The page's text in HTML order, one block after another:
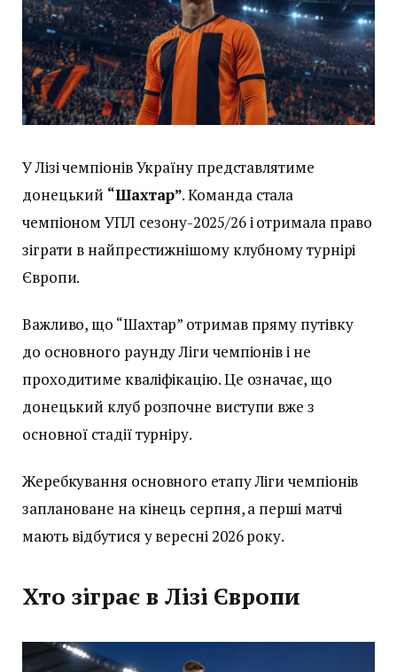
У Лізі чемпіонів Україну представлятиме
донецький “Шахтар”. Команда стала
чемпіоном УПЛ сезону-2025/26 і отримала право
зіграти в найпрестижнішому клубному турнірі
Європи.
Важливо, що “Шахтар” отримав пряму путівку
до основного раунду Ліги чемпіонів і не
проходитиме кваліфікацію. Це означає, що
донецький клуб розпочне виступи вже з
основної стадії турніру.
Жеребкування основного етапу Ліги чемпіонів
заплановане на кінець серпня, а перші матчі
мають відбутися у вересні 2026 року.
Хто зіграє в Лізі Європи